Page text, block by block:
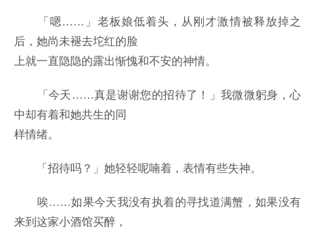
「嗯……」老板娘低着头，从刚才激情被释放掉之
后，她尚未褪去坨红的脸
上就一直隐隐的露出惭愧和不安的神情。
「今天……真是谢谢您的招待了！」我微微躬身，心
中却有着和她共生的同
样情绪。
「招待吗？」她轻轻呢喃着，表情有些失神。
唉……如果今天我没有执着的寻找道满蟹，如果没有
来到这家小酒馆买醉，